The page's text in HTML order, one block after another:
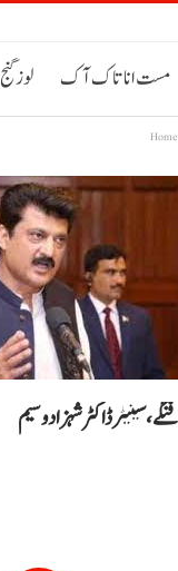
لوز گنج مست انا تاک آک
Home
سینیٹر ڈاکٹر شہزاد وسیم